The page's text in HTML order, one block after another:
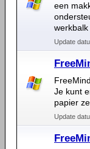
een
werkbalk
Update
Je kunt
papier
Update